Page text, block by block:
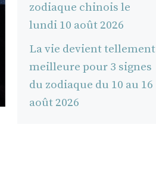
zodiaque chinois le
lundi 10 août 2026
La vie devient tellement
meilleure pour 3 signes
du zodiaque du 10 au 16
août 2026